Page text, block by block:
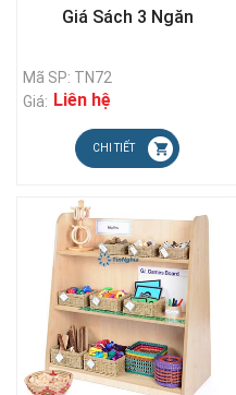
Giá Sách 3 Ngăn
Mã SP: TN72
Giá: Liên hệ
CHI TIẾT